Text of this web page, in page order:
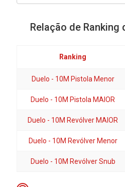
Relação de Ranking
Ranking
Duelo - 10M Pistola Menor
Duelo - 10M Pistola MAIOR
Duelo - 10M Revólver MAIOR
Duelo - 10M Revólver Menor
Duelo - 10M Revólver Snub